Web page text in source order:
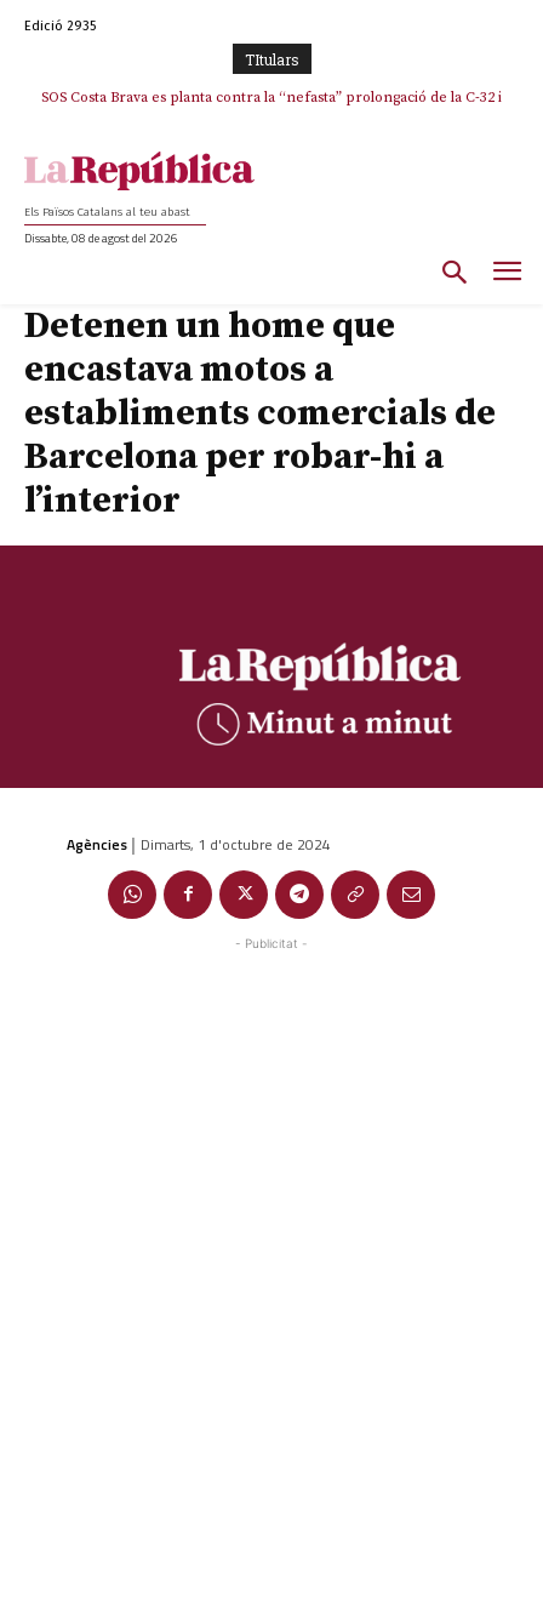
Edició 2935
TItulars
SOS Costa Brava es planta contra la “nefasta” prolongació de la C-32 i
Els Països Catalans al teu abast
Dissabte, 08 de agost del 2026
Detenen un home que
encastava motos a
establiments comercials de
Barcelona per robar-hi a
l’interior
Agències | Dimarts, 1 d'octubre de 2024
- Publicitat -